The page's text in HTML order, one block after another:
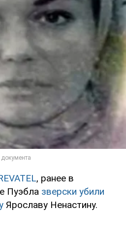
, ранее в
Пуэбла зверски убили
Ярославу Ненастину.